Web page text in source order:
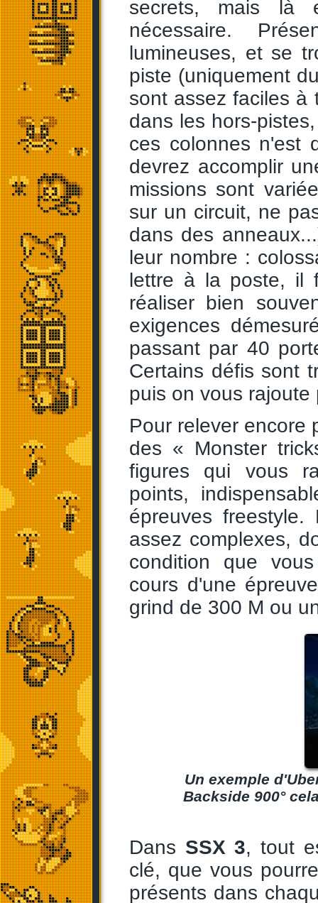
secrets, mais là
nécessaire.
lumineuses, et se
piste (uniquement
sont assez faciles à
dans les hors-
ces colonnes n'est
devrez accomplir
missions sont
sur un circuit, ne
dans des
leur nombre :
lettre à la poste, il
réaliser bien
exigences
passant par 40
Certains défis sont
puis on vous
Pour relever encore
des « Monster
figures qui vous
points,
épreuves
assez complexes,
condition que
cours d'une
grind de 300 M ou
Un exemple
Backside 900°
Dans SSX 3, tout
clé, que vous
présents dans